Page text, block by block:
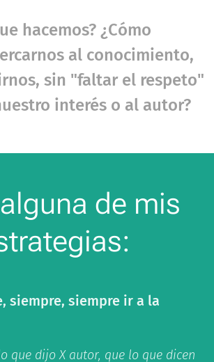
hacemos? ¿Cómo
al conocimiento,
sin "faltar el respeto"
interés o al autor?
de mis
siempre, siempre ir a la
que dijo X autor, que lo que dicen